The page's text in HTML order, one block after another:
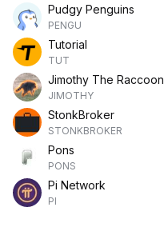
Pudgy Penguins
PENGU
Tutorial
TUT
Jimothy The Raccoon
JIMOTHY
StonkBroker
STONKBROKER
Pons
PONS
Pi Network
PI